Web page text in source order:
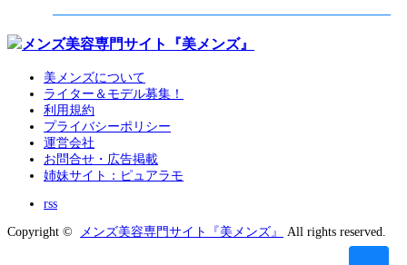
美メンズについて
ライター＆モデル募集！
利用規約
プライバシーポリシー
運営会社
お問合せ・広告掲載
姉妹サイト：ピュアラモ
rss
Copyright © メンズ美容専門サイト『美メンズ』 All rights reserved.